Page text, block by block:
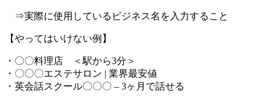
⇒実際に使用しているビジネス名を入力すること
【やってはいけない例】
・〇〇料理店 ＜駅から3分＞
・〇〇〇エステサロン | 業界最安値
・英会話スクール〇〇〇 – 3ヶ月で話せる